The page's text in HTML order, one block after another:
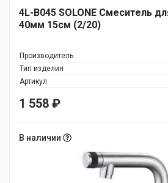
4L-B045 SOLONE Смеситель
40мм 15см (2/20)
Производитель
Тип изделия
Артикул
1 558 ₽
В наличии